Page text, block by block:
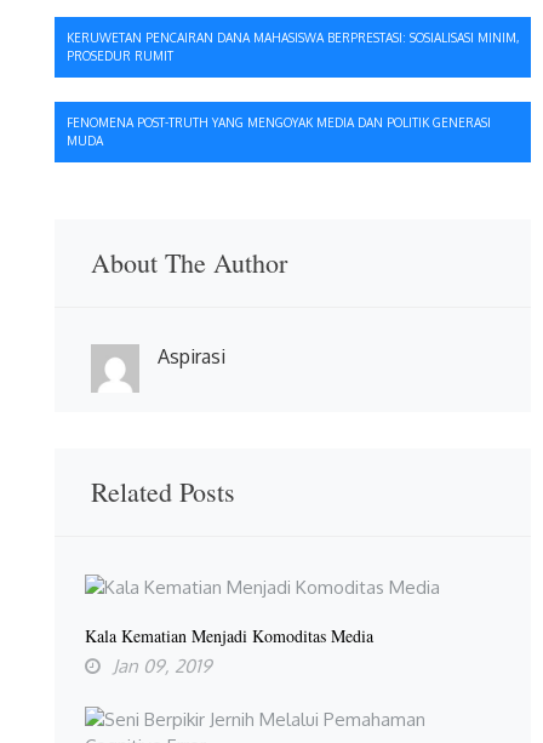
Navigasi
pos
KERUWETAN PENCAIRAN DANA MAHASISWA BERPRESTASI: SOSIALISASI MINIM,
PROSEDUR RUMIT
FENOMENA POST-TRUTH YANG MENGOYAK MEDIA DAN POLITIK GENERASI
MUDA
About The Author
Aspirasi
Related Posts
Kala Kematian Menjadi Komoditas Media
Jan 09, 2019